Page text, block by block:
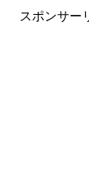
スポンサー